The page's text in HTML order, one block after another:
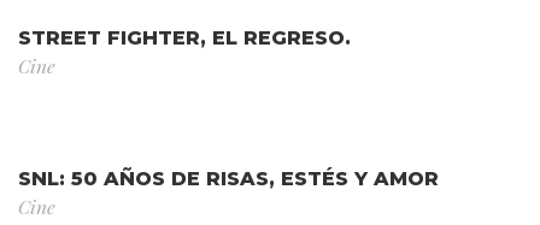
STREET FIGHTER, EL REGRESO.
Cine
SNL: 50 AÑOS DE RISAS, ESTÉS Y AMOR
Cine